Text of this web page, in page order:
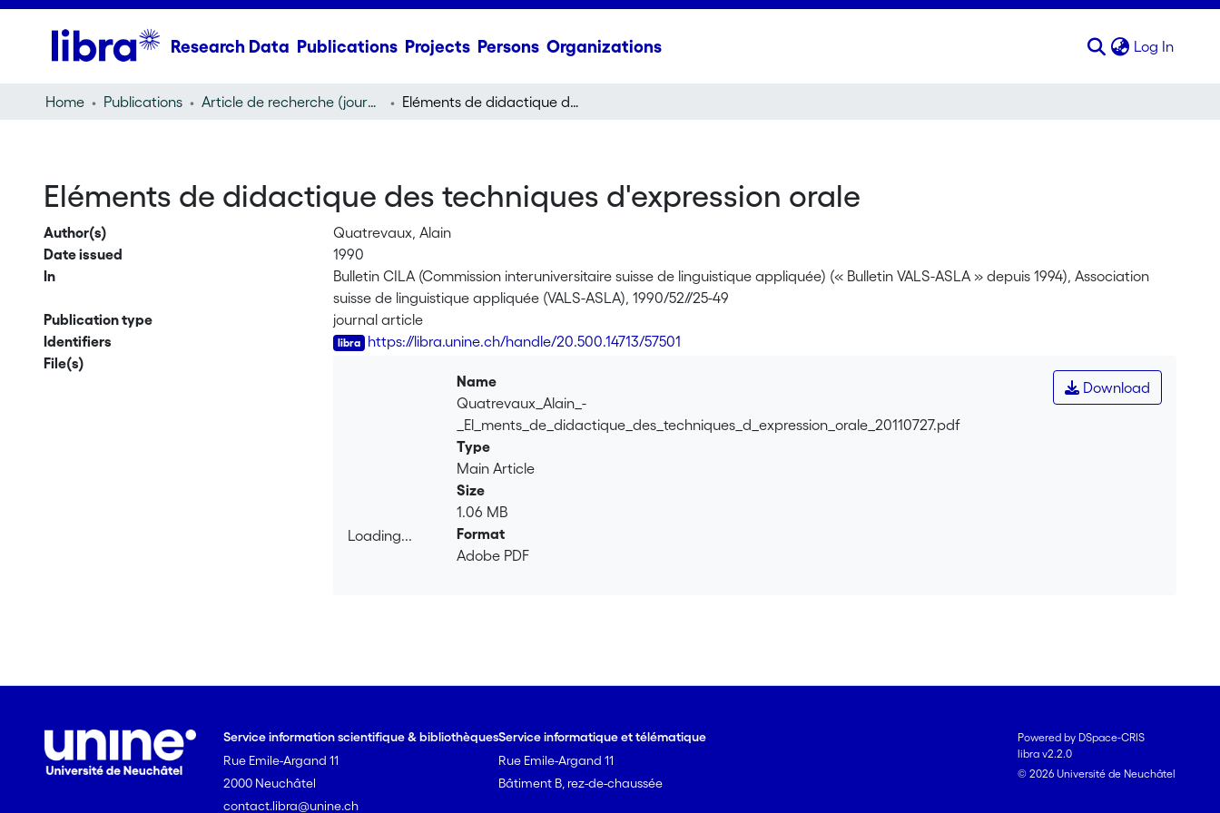
Research Data Publications Projects Persons Organizations Log In
Home Publications Article de recherche (journal article) Eléments de didactique des techniques d'expression orale
Eléments de didactique des techniques d'expression orale
Author(s)
Quatrevaux, Alain
Date issued
1990
In
Bulletin CILA (Commission interuniversitaire suisse de linguistique appliquée) (« Bulletin VALS-ASLA » depuis 1994), Association
suisse de linguistique appliquée (VALS-ASLA), 1990/52//25-49
Publication type
journal article
Identifiers
https://libra.unine.ch/handle/20.500.14713/57501
File(s)
Loading...
Download
Name
Quatrevaux_Alain_-
_El_ments_de_didactique_des_techniques_d_expression_orale_20110727.pdf
Type
Main Article
Size
1.06 MB
Format
Adobe PDF
Service information scientifique & bibliothèques
Rue Emile-Argand 11
2000 Neuchâtel
contact.libra@unine.ch
Service informatique et télématique
Rue Emile-Argand 11
Bâtiment B, rez-de-chaussée
Powered by DSpace-CRIS
libra v2.2.0
© 2026 Université de Neuchâtel